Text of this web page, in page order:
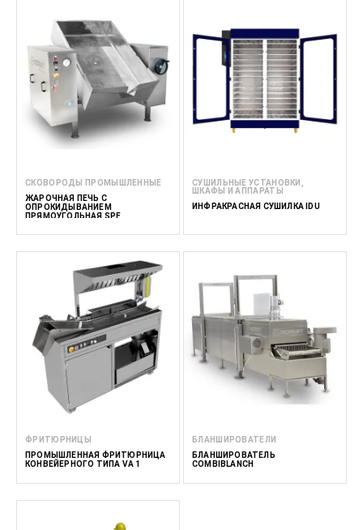
СКОВОРОДЫ ПРОМЫШЛЕННЫЕ
ЖАРОЧНАЯ ПЕЧЬ С
ОПРОКИДЫВАНИЕМ
ПРЯМОУГОЛЬНАЯ SPF
СУШИЛЬНЫЕ УСТАНОВКИ,
ШКАФЫ И АППАРАТЫ
ИНФРАКРАСНАЯ СУШИЛКА IDU
ФРИТЮРНИЦЫ
ПРОМЫШЛЕННАЯ ФРИТЮРНИЦА
КОНВЕЙЕРНОГО ТИПА VA 1
БЛАНШИРОВАТЕЛИ
БЛАНШИРОВАТЕЛЬ
COMBIBLANCH